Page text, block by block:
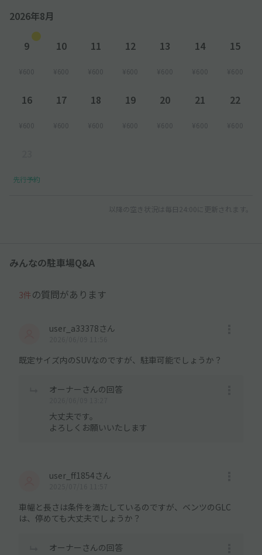
2026年8月
9
¥600
10
¥600
11
¥600
12
¥600
13
¥600
14
¥600
15
¥600
16
¥600
17
¥600
18
¥600
19
¥600
20
¥600
21
¥600
22
¥600
先行予約
以降の空き状況は毎日24:00に更新されます。
みんなの駐車場Q&A
3件の質問があります
user_a33378さん
既定サイズ内のSUVなのですが、駐車可能でしょうか？
オーナーさんの回答
大丈夫です。
よろしくお願いいたします
user_ff1854さん
車幅と長さは条件を満たしているのですが、ベンツのGLC
は、停めても大丈夫でしょうか？
オーナーさんの回答